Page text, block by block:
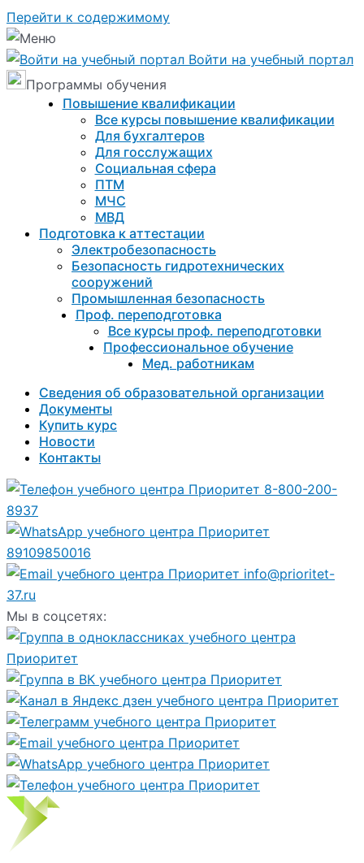
Перейти к содержимому
Войти на учебный портал
Программы обучения
Повышение квалификации
Все курсы повышение квалификации
Для бухгалтеров
Для госслужащих
Социальная сфера
ПТМ
МЧС
МВД
Подготовка к aттестации
Электробезопасность
Безопасность гидротехнических
сооружений
Промышленная безопасность
Проф. переподготовка
Все курсы проф. переподготовки
Профессиональное обучение
Мед. работникам
Сведения об образовательной организации
Документы
Купить курс
Новости
Контакты
8-800-200-
8937
89109850016
info@prioritet-
37.ru
Мы в соцсетях: